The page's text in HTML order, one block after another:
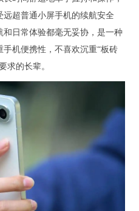
超普通小屏手机的续航安全
日常体验都毫无妥协，是一种
机便携性，不喜欢沉重“板砖
求的长辈。